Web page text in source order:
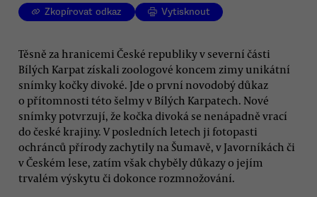
Zkopírovat odkaz Vytisknout
Těsně za hranicemi České republiky v severní části
Bílých Karpat získali zoologové koncem zimy unikátní
snímky kočky divoké. Jde o první novodobý důkaz
o přítomnosti této šelmy v Bílých Karpatech. Nové
snímky potvrzují, že kočka divoká se nenápadně vrací
do české krajiny. V posledních letech ji fotopasti
ochránců přírody zachytily na Šumavě, v Javorníkách či
v Českém lese, zatím však chyběly důkazy o jejím
trvalém výskytu či dokonce rozmnožování.